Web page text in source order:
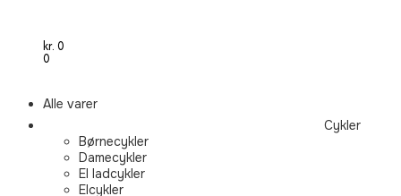
kr. 0
0
Alle varer
Cykler
Børnecykler
Damecykler
El ladcykler
Elcykler